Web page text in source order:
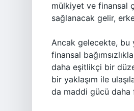
mülkiyet ve finansal
sağlanacak gelir,
Ancak gelecekte, bu
finansal
daha eşitlikçi bir
bir yaklaşım ile
da maddi gücü daha